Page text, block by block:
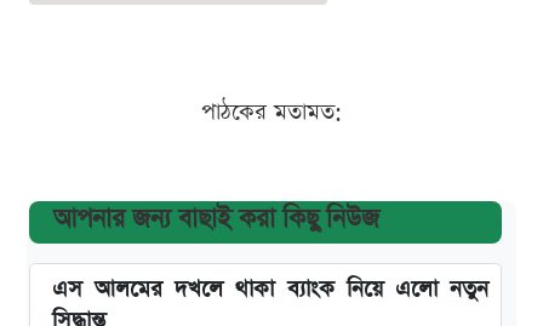
পাঠকের মতামত:
আপনার জন্য বাছাই করা কিছু নিউজ
এস আলমের দখলে থাকা ব্যাংক নিয়ে এলো নতুন